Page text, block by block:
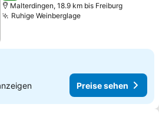
Malterdingen, 18.9 km bis Freiburg
Ruhige WeinberglagePreise sehen
Preise sehen